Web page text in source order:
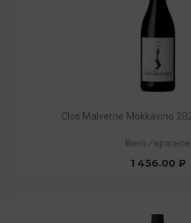
Clos Malverne Mokkavino
Вино / красное
1 456.00 ₽